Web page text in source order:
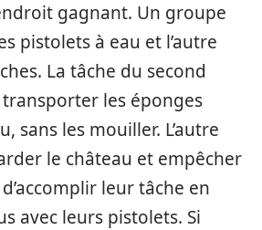
gagnant. Un groupe
pistolets à eau et l’autre
La tâche du second
les éponges
sans les mouiller. L’autre
le château et empêcher
leur tâche en
avec leurs pistolets. Si